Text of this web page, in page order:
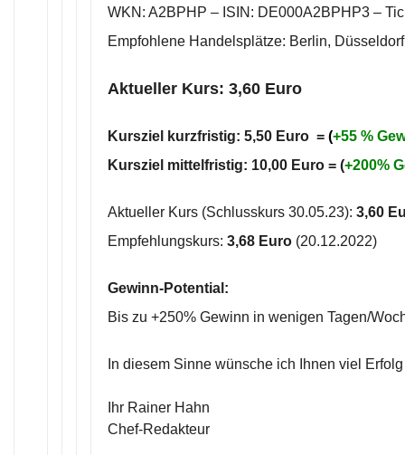
WKN: A2BPHP – ISIN: DE000A2BPHP3 –
Empfohlene Handelsplätze: Berlin, Düsseldorf
Aktueller Kurs: 3,60 Euro
Kursziel kurzfristig: 5,50 Euro = (+55 %
Kursziel mittelfristig: 10,00 Euro = (+200%
Aktueller Kurs (Schlusskurs 30.05.23): 3,60
Empfehlungskurs: 3,68 Euro (20.12.2022)
Gewinn-Potential:
Bis zu +250% Gewinn in wenigen Tagen/
In diesem Sinne wünsche ich Ihnen viel
Ihr Rainer Hahn
Chef-Redakteur